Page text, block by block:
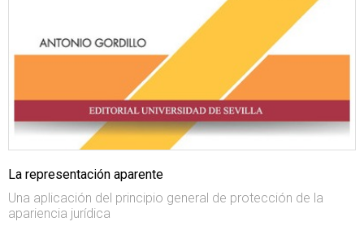
La representación aparente
Una aplicación del principio general de protección de la
apariencia jurídica